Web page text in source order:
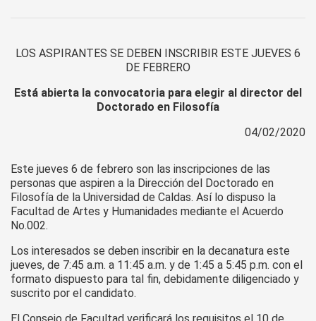
LOS ASPIRANTES SE DEBEN INSCRIBIR ESTE JUEVES 6
DE FEBRERO
Está abierta la convocatoria para elegir al director del
Doctorado en Filosofía
04/02/2020
Este jueves 6 de febrero son las inscripciones de las
personas que aspiren a la Dirección del Doctorado en
Filosofía de la Universidad de Caldas. Así lo dispuso la
Facultad de Artes y Humanidades mediante el Acuerdo
No.002.
Los interesados se deben inscribir en la decanatura este
jueves, de 7:45 a.m. a 11:45 a.m. y de 1:45 a 5:45 p.m. con el
formato dispuesto para tal fin, debidamente diligenciado y
suscrito por el candidato.